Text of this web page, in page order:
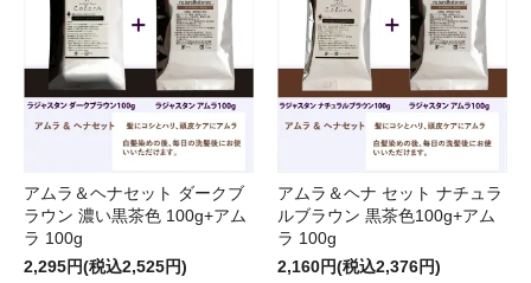
アムラ＆ヘナセット ダークブ
ラウン 濃い黒茶色 100g+アム
ラ 100g
2,295円(税込2,525円)
アムラ＆ヘナ セット ナチュラ
ルブラウン 黒茶色100g+アム
ラ 100g
2,160円(税込2,376円)